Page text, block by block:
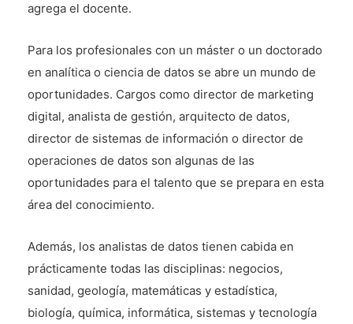
agrega el docente.
Para los profesionales con un máster o un doctorado
en analítica o ciencia de datos se abre un mundo de
oportunidades. Cargos como director de marketing
digital, analista de gestión, arquitecto de datos,
director de sistemas de información o director de
operaciones de datos son algunas de las
oportunidades para el talento que se prepara en esta
área del conocimiento.
Además, los analistas de datos tienen cabida en
prácticamente todas las disciplinas: negocios,
sanidad, geología, matemáticas y estadística,
biología, química, informática, sistemas y tecnología